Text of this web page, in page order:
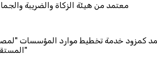
معتمد من هيئة الزكاة
معتمد كمزود خدمة تخطيط موارد